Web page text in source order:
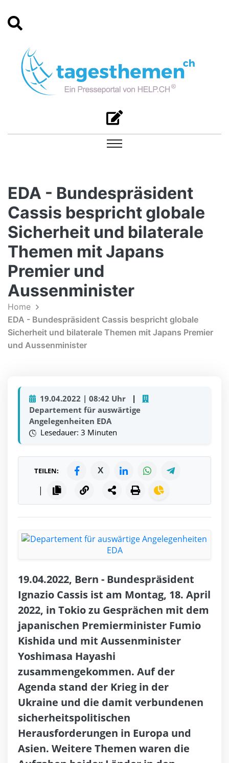
EDA - Bundespräsident
Cassis bespricht globale
Sicherheit und bilaterale
Themen mit Japans
Premier und
Aussenminister
Home
EDA - Bundespräsident Cassis bespricht globale
Sicherheit und bilaterale Themen mit Japans Premier
und Aussenminister
19.04.2022 | 08:42 Uhr
|
Departement für auswärtige
Angelegenheiten EDA
Lesedauer: 3 Minuten
TEILEN: X
|
19.04.2022, Bern - Bundespräsident
Ignazio Cassis ist am Montag, 18. April
2022, in Tokio zu Gesprächen mit dem
japanischen Premierminister Fumio
Kishida und mit Aussenminister
Yoshimasa Hayashi
zusammengekommen. Auf der
Agenda stand der Krieg in der
Ukraine und die damit verbundenen
sicherheitspolitischen
Herausforderungen in Europa und
Asien. Weitere Themen waren die